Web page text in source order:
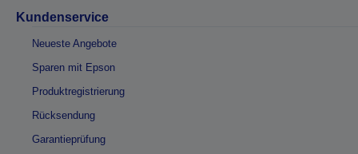
Kundenservice
Neueste Angebote
Sparen mit Epson
Produktregistrierung
Rücksendung
Garantieprüfung